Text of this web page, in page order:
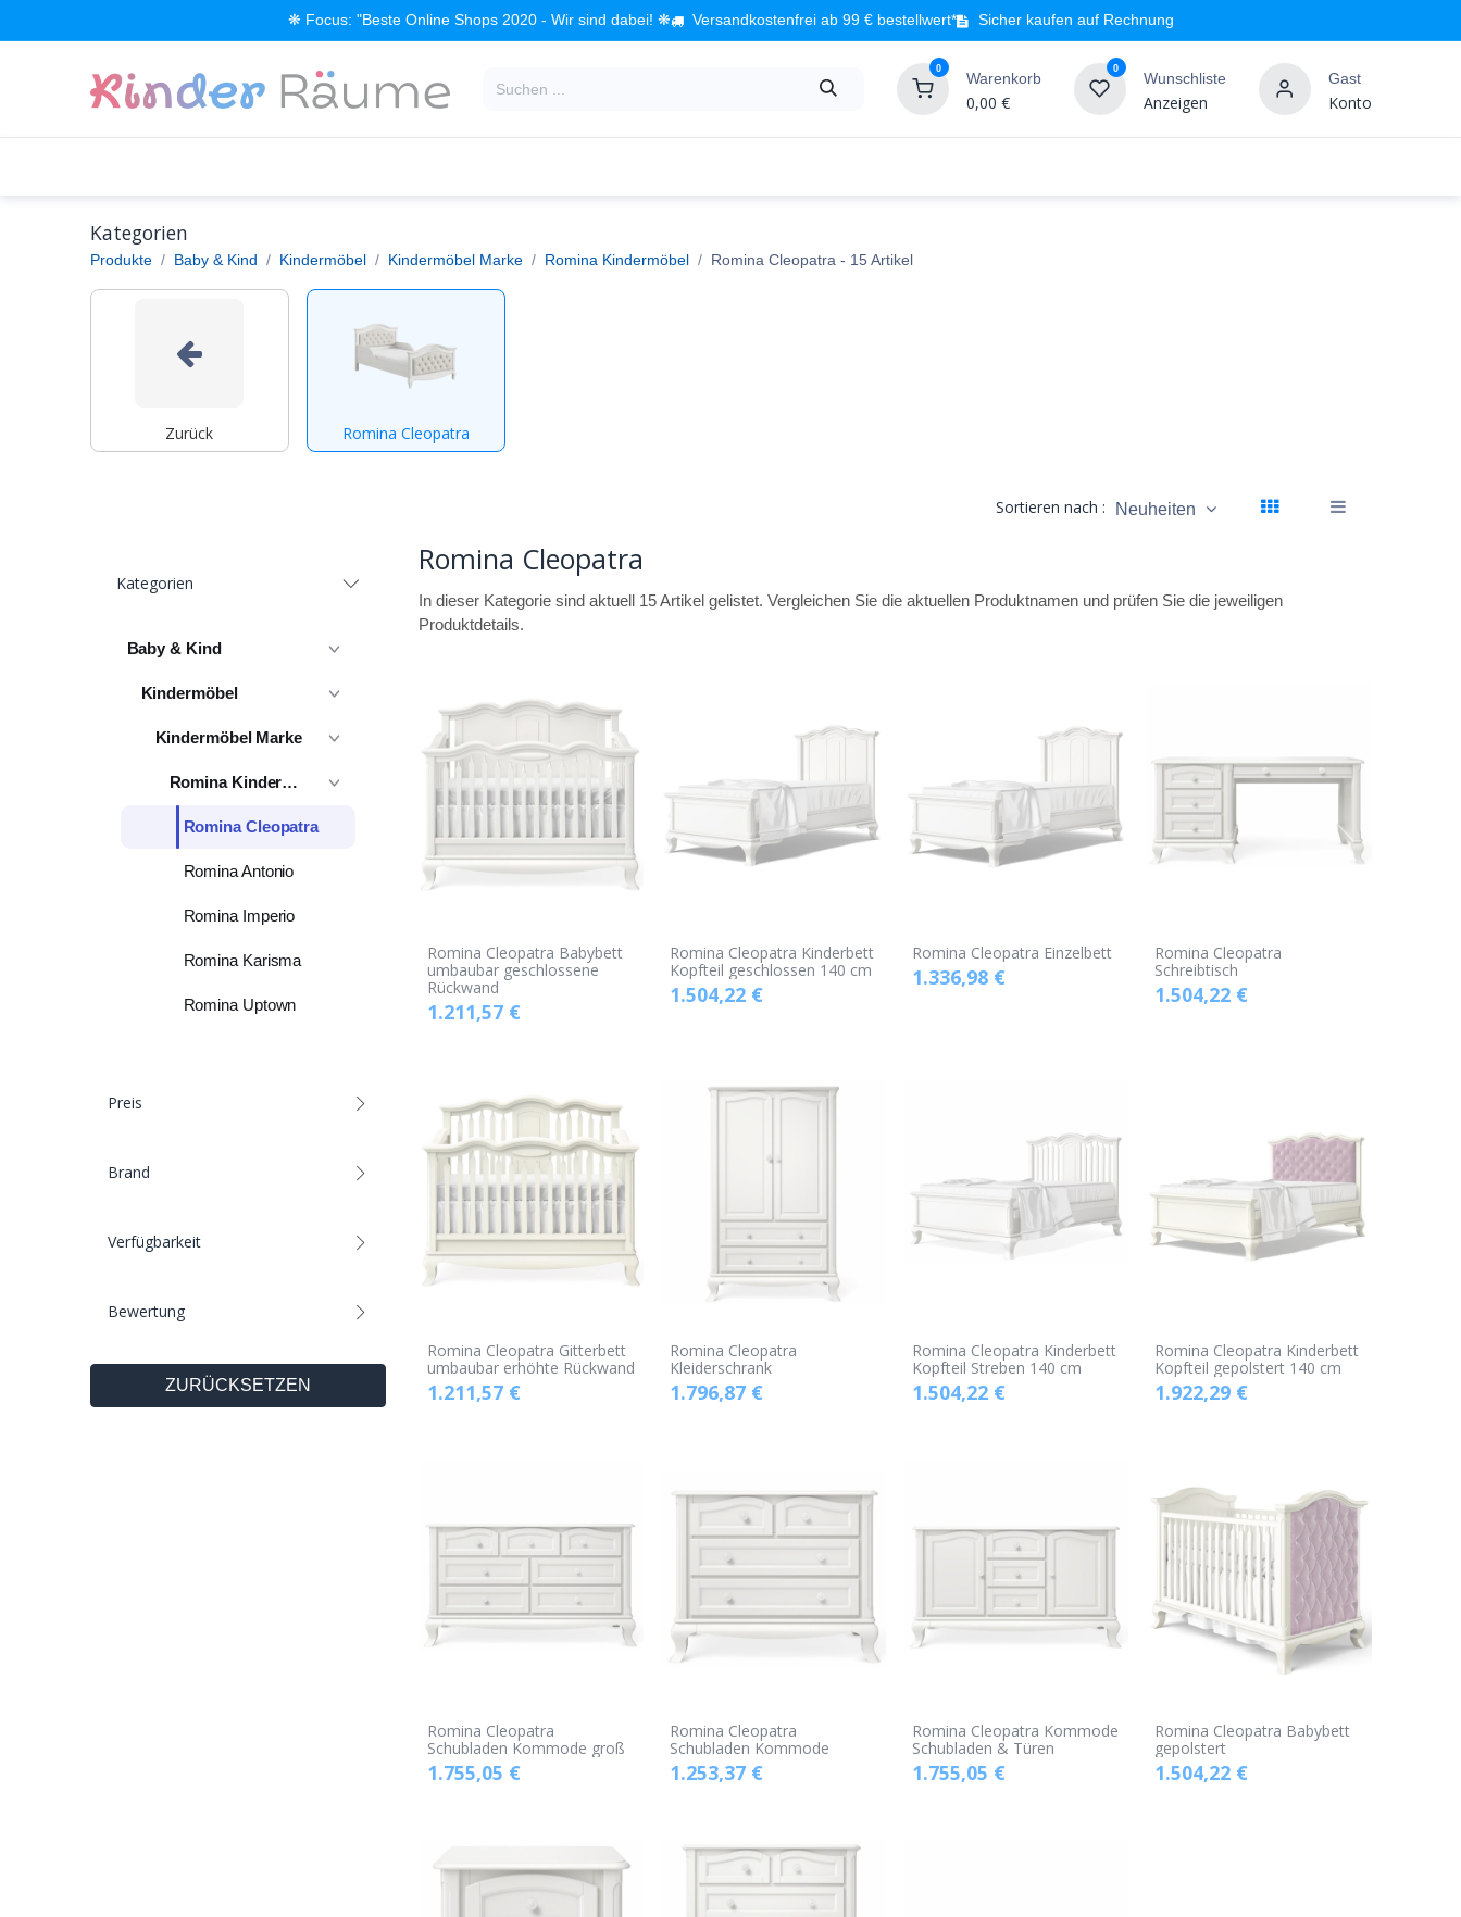
❋ Focus: "Beste Online Shops 2020 - Wir sind dabei! ❋ Versandkostenfrei ab 99 € bestellwert* Sicher kaufen auf Rechnung
0
Warenkorb
0,00 €
0
Wunschliste
Anzeigen
Gast
Konto
Kategorien
Produkte Baby & Kind Kindermöbel Kindermöbel Marke Romina Kindermöbel Romina Cleopatra - 15 Artikel
Zurück Romina Cleopatra
Sortieren nach : Neuheiten
Kategorien
Baby & Kind
Kindermöbel
Kindermöbel Marke
Romina Kindermöbel
Romina Cleopatra
Romina Antonio
Romina Imperio
Romina Karisma
Romina Uptown
Preis
Brand
Verfügbarkeit
Bewertung
ZURÜCKSETZEN
Romina Cleopatra
In dieser Kategorie sind aktuell 15 Artikel gelistet. Vergleichen Sie die aktuellen Produktnamen und prüfen Sie die jeweiligen
Produktdetails.
Romina Cleopatra Babybett
umbaubar geschlossene
Rückwand
1.211,57€
Romina Cleopatra Kinderbett
Kopfteil geschlossen 140 cm
1.504,22€
Romina Cleopatra Einzelbett
1.336,98 €
Romina Cleopatra
Schreibtisch
1.504,22 €
Romina Cleopatra Gitterbett
umbaubar erhöhte Rückwand
1.211,57€
Romina Cleopatra
Kleiderschrank
1.796,87€
Romina Cleopatra Kinderbett
Kopfteil Streben 140 cm
1.504,22 €
Romina Cleopatra Kinderbett
Kopfteil gepolstert 140 cm
1.922,29 €
Romina Cleopatra
Schubladen Kommode groß
1.755,05 €
Romina Cleopatra
Schubladen Kommode
1.253,37€
Romina Cleopatra Kommode
Schubladen & Türen
1.755,05 €
Romina Cleopatra Babybett
gepolstert
1.504,22 €